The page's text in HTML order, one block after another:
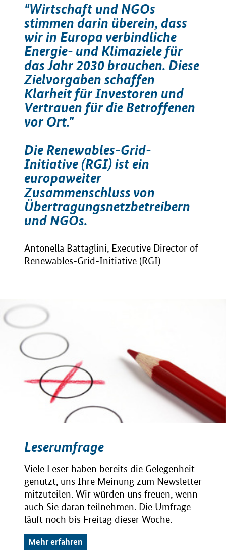
"Wirtschaft und NGOs
stimmen darin überein, dass
wir in Europa verbindliche
Energie- und Klimaziele für
das Jahr 2030 brauchen. Diese
Zielvorgaben schaffen
Klarheit für Investoren und
Vertrauen für die Betroffenen
vor Ort."
Die Renewables-Grid-
Initiative (RGI) ist ein
europaweiter
Zusammenschluss von
Übertragungsnetzbetreibern
und NGOs.
Antonella Battaglini, Executive Director of
Renewables-Grid-Initiative (RGI)
Leserumfrage
Viele Leser haben bereits die Gelegenheit
genutzt, uns Ihre Meinung zum Newsletter
mitzuteilen. Wir würden uns freuen, wenn
auch Sie daran teilnehmen. Die Umfrage
läuft noch bis Freitag dieser Woche.
Mehr erfahren